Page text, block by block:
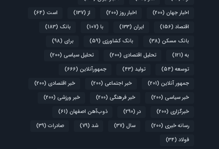
اخبار جهان (200) اخبار روز (200) از (137) است (64)
اقتصاد (156) ایران (133) با (107) بانک (183)
بانک مسکن (38) بانک کشاورزی (59) برای (98)
به (121) تحلیل اقتصادی (200) تحلیل سیاسی (200)
توسعه (54) تولید (43) جمهورآنلاین (666)
جمهور آنلاین (201) خبر اجتماعی (200) خبر اقتصادی (200)
خبر سیاسی (200) خبر فرهنگی (200) خبر ورزشی (200)
خبرگزاری (200) در (290) ذوب‌آهن اصفهان (61)
رسانه خبری (200) سال (37) شد (79) صادرات (39)
فولاد (34)